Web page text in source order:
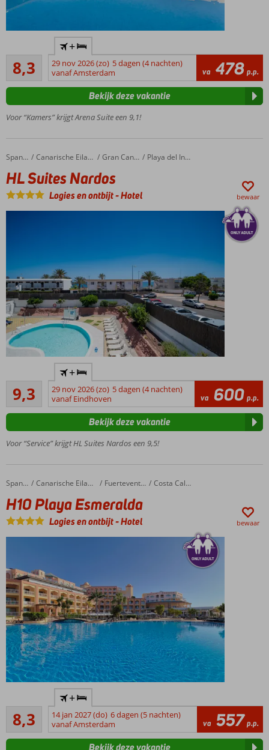
Comfortabel
4-sterren All
Inclusive
hotel
Only
16 jaar
loopafstand
van het
strand en
centrum
Ruime,
Meerdere
zwembaden
voor de
verkoelende
duik
Breng een
bezoek aan
beroemde
zandduinen
8,3
Zeer goed
12
beoordelingen
+
29 nov 2026 (zo) 5 dagen (4 nachten)
vanaf Amsterdam
va 478 p.p.
Voor “Kamers” krijgt Arena Suite een 9,1!
Bekijk deze vakantie
Home Spanje Canarische Eilanden Gran Canaria Playa del Ingles
HL Suites Nardos
HL Suites Nardos
Logies en ontbijt-Hotel bewaar
minimale
leeftijd
16 jaar
in Playa
del
Inglés
300
meter
van
het
strand
Wellness
Center
Halfpension
of All
Inclusive
ook
mogelijk
9,3
Uitstekend
15
beoordelingen
+
29 nov 2026 (zo) 5 dagen (4 nachten)
vanaf Eindhoven
va 600 p.p.
Voor “Service” krijgt HL Suites Nardos een 9,5!
Bekijk deze vakantie
Home Spanje Canarische Eilanden Fuerteventura Costa Calma
H10 Playa Esmeralda
H10 Playa Esmeralda
Logies en ontbijt-Hotel bewaar
Accommodatie met een
GSTC erkend
duurzaamheidscertificaat
Only
Adult
8,3
Zeer goed
17
beoordelingen
+
14 jan 2027 (do) 6 dagen (5 nachten)
vanaf Amsterdam
va 557 p.p.